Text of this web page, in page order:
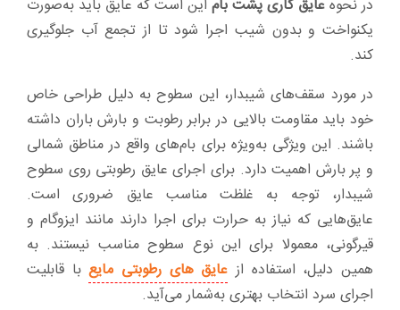
در نحوهعایق کاری پشت بام این است که عایق باید به‌صورت
یکنواخت و بدون شیب اجرا شود تا از تجمع آب جلوگیری
کند.
در مورد سقف‌های شیبدار، این سطوح به دلیل طراحی خاص
خود باید مقاومت بالایی در برابر رطوبت و بارش باران داشته
باشند. این ویژگی به‌ویژه برای بام‌های واقع در مناطق شمالی
و پر بارش اهمیت دارد. برای اجرای عایق رطوبتی روی سطوح
شیبدار، توجه به غلظت مناسب عایق ضروری است.
عایق‌هایی که نیاز به حرارت برای اجرا دارند مانند ایزوگام و
قیرگونی، معمولا برای این نوع سطوح مناسب نیستند. به
همین دلیل، استفاده از عایق های رطوبتی مایعبا قابلیت
اجرای سرد انتخاب بهتری به‌شمار می‌آید.